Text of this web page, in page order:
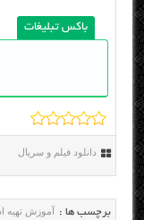
باکس تبلیغات
دانلود فیلم و سریال
برچسب ها : آموزش تهیه